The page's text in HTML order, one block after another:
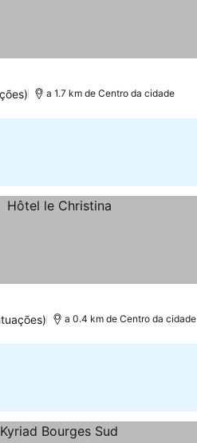
a 1.7 km de Centro da cidade
a 0.4 km de Centro da cidade